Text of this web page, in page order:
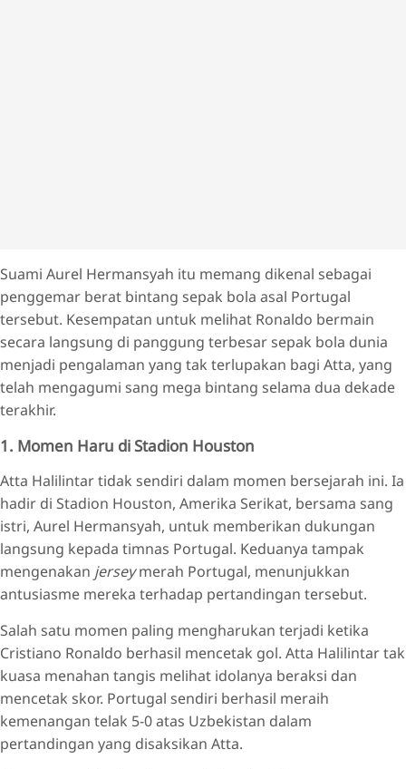
Suami Aurel Hermansyah itu memang dikenal sebagai
penggemar berat bintang sepak bola asal Portugal
tersebut. Kesempatan untuk melihat Ronaldo bermain
secara langsung di panggung terbesar sepak bola dunia
menjadi pengalaman yang tak terlupakan bagi Atta, yang
telah mengagumi sang mega bintang selama dua dekade
terakhir.
1. Momen Haru di Stadion Houston
Atta Halilintar tidak sendiri dalam momen bersejarah ini. Ia
hadir di Stadion Houston, Amerika Serikat, bersama sang
istri, Aurel Hermansyah, untuk memberikan dukungan
langsung kepada timnas Portugal. Keduanya tampak
mengenakan jerseymerah Portugal, menunjukkan
antusiasme mereka terhadap pertandingan tersebut.
Salah satu momen paling mengharukan terjadi ketika
Cristiano Ronaldo berhasil mencetak gol. Atta Halilintar tak
kuasa menahan tangis melihat idolanya beraksi dan
mencetak skor. Portugal sendiri berhasil meraih
kemenangan telak 5-0 atas Uzbekistan dalam
pertandingan yang disaksikan Atta.